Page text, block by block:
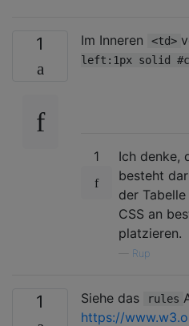
1 Im Inneren <td>
left:1px solid
1
Ich denke,
besteht
der
CSS an
platzieren.
Rup
1 Siehe das rules
https://